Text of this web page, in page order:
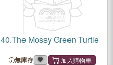
40.The Mossy Green Turtle
無庫存